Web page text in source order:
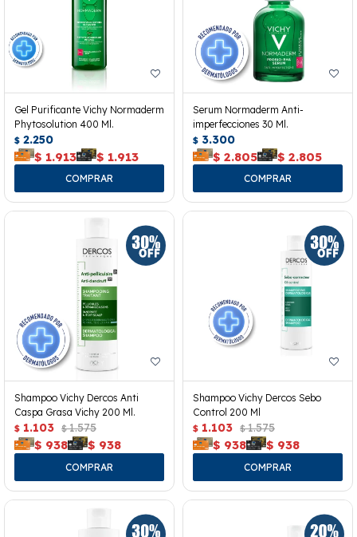
Gel Purificante Vichy Normaderm
Phytosolution 400 Ml.
$ 2.250
$ 1.913 $ 1.913
Serum Normaderm Anti-
imperfecciones 30 Ml.
$ 3.300
$ 2.805 $ 2.805
Shampoo Vichy Dercos Anti
Caspa Grasa Vichy 200 Ml.
$ 1.103 $ 1.575
$ 938 $ 938
Shampoo Vichy Dercos Sebo
Control 200 Ml
$ 1.103 $ 1.575
$ 938 $ 938